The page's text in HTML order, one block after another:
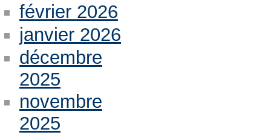
février 2026
janvier 2026
décembre
2025
novembre
2025